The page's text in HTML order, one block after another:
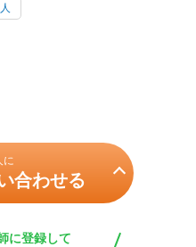
に
合わせる
に登録して